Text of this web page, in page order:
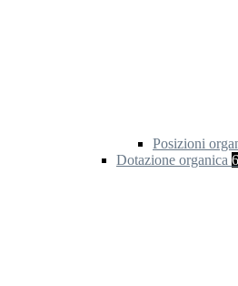
Posizioni
Dotazione organica 6